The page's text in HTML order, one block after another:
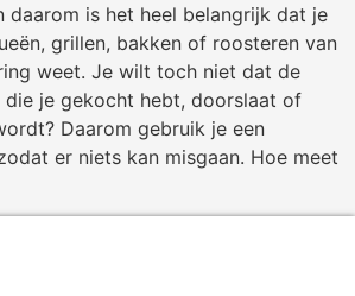
daarom is het heel belangrijk dat je
grillen, bakken of roosteren van
weet. Je wilt toch niet dat de
je gekocht hebt, doorslaat of
Daarom gebruik je een
er niets kan misgaan. Hoe meet